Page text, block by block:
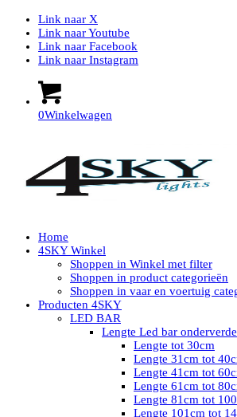
Link naar X
Link naar Youtube
Link naar Facebook
Link naar Instagram
0Winkelwagen
Home
4SKY Winkel
Shoppen in Winkel met filter
Shoppen in product categorieën
Shoppen in vaar en voertuig
Producten 4SKY
LED BAR
Lengte Led bar
Lengte tot 30cm
Lengte 31cm tot
Lengte 41cm tot
Lengte 61cm tot
Lengte 81cm tot
Lengte 101cm tot